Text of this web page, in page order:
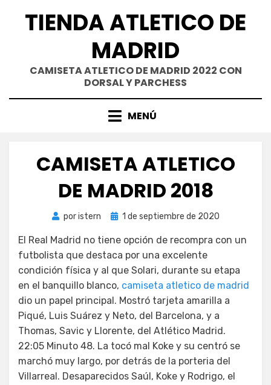
TIENDA ATLETICO DE
MADRID
CAMISETA ATLETICO DE MADRID 2022 CON
DORSAL Y PARCHESS
MENÚ
CAMISETA ATLETICO
DE MADRID 2018
poristern
Publicada
1 de septiembre de 2020
El Real Madrid no tiene opción de recompra con un
futbolista que destaca por una excelente
condición física y al que Solari, durante su etapa
en el banquillo blanco, camiseta atletico de madrid
dio un papel principal. Mostró tarjeta amarilla a
Piqué, Luis Suárez y Neto, del Barcelona, y a
Thomas, Savic y Llorente, del Atlético Madrid.
22:05 Minuto 48. La tocó mal Koke y su centró se
marchó muy largo, por detrás de la porteria del
Villarreal. Desaparecidos Saúl, Koke y Rodrigo, el